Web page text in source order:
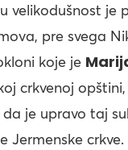
velikodušnost je
pre svega
koje je
crkvenoj
je upravo taj
Jermenske crkve.